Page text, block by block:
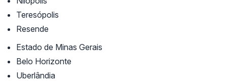
Teresópolis
Resende
Estado de Minas Gerais
Belo Horizonte
Uberlândia